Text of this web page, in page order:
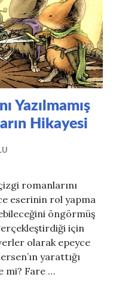
Yazılmamış
Hikayesi
romanlarını
eserinin rol yapma
öngörmüş
için
olarak epeyce
yarattığı
mi? Fare …
Destanı